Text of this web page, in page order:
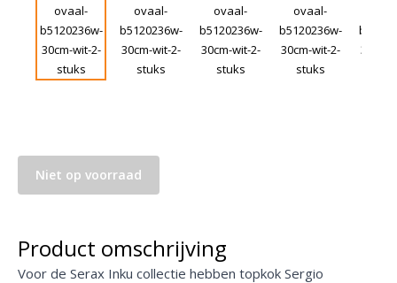
Niet op voorraad
Product omschrijving
Voor de Serax Inku collectie hebben topkok Sergio